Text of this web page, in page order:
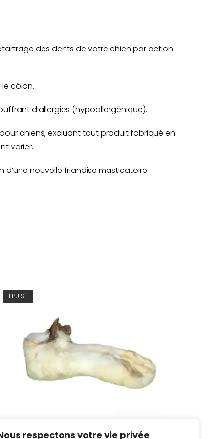
respectons votre vie privée
des dents de votre chien par action
côlon.
d’allergies (hypoallergénique).
chiens, excluant tout produit fabriqué en
varier.
nouvelle friandise masticatoire.
ÉPUISÉ